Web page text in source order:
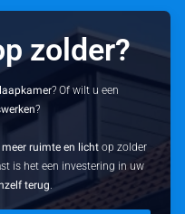
zolder?
? Of wilt u een
?
meer ruimte en licht op zolder
is het een investering in uw
terug.